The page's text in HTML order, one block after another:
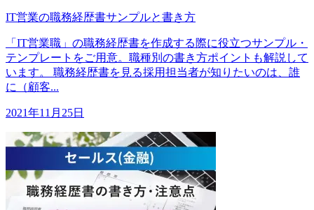
IT営業の職務経歴書サンプルと書き方
「IT営業職」の職務経歴書を作成する際に役立つサンプル・
テンプレートをご用意。職種別の書き方ポイントも解説して
います。 職務経歴書を見る採用担当者が知りたいのは、誰
に（顧客...
2021年11月25日